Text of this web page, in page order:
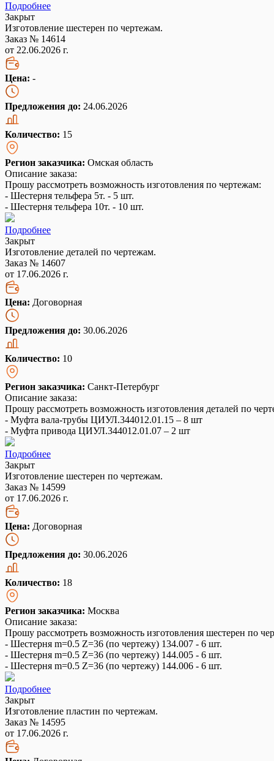
Подробнее
Закрыт
Изготовление шестерен по чертежам.
Заказ № 14614
от 22.06.2026 г.
Цена: -
Предложения до: 24.06.2026
Количество: 15
Регион заказчика: Омская область
Описание заказа:
Прошу рассмотреть возможность изготовления по чертежам:
- Шестерня тельфера 5т. - 5 шт.
- Шестерня тельфера 10т. - 10 шт.
Подробнее
Закрыт
Изготовление деталей по чертежам.
Заказ № 14607
от 17.06.2026 г.
Цена: Договорная
Предложения до: 30.06.2026
Количество: 10
Регион заказчика: Санкт-Петербург
Описание заказа:
Прошу рассмотреть возможность изготовления деталей по
- Муфта вала-трубы ЦИУЛ.344012.01.15 – 8 шт
- Муфта привода ЦИУЛ.344012.01.07 – 2 шт
Подробнее
Закрыт
Изготовление шестерен по чертежам.
Заказ № 14599
от 17.06.2026 г.
Цена: Договорная
Предложения до: 30.06.2026
Количество: 18
Регион заказчика: Москва
Описание заказа:
Прошу рассмотреть возможность изготовления шестерен по
- Шестерня m=0.5 Z=36 (по чертежу) 134.007 - 6 шт.
- Шестерня m=0.5 Z=36 (по чертежу) 144.005 - 6 шт.
- Шестерня m=0.5 Z=36 (по чертежу) 144.006 - 6 шт.
Подробнее
Закрыт
Изготовление пластин по чертежам.
Заказ № 14595
от 17.06.2026 г.